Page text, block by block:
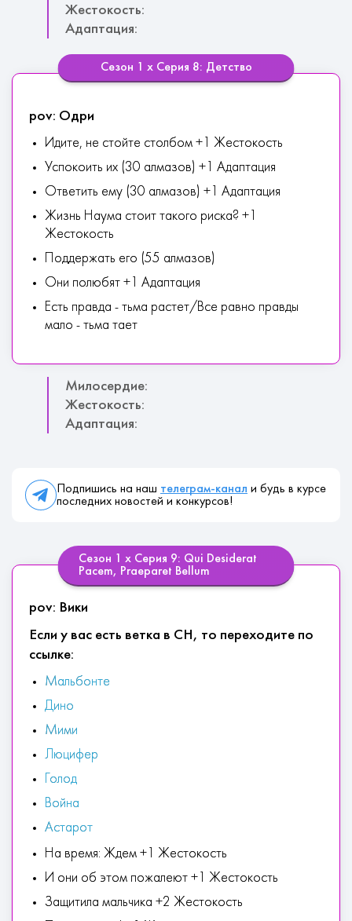
Жестокость:
Адаптация:
Сезон 1 х Серия 8: Детство
pov: Одри
Идите, не стойте столбом +1 Жестокость
Успокоить их (30 алмазов) +1 Адаптация
Ответить ему (30 алмазов) +1 Адаптация
Жизнь Наума стоит такого риска? +1
Жестокость
Поддержать его (55 алмазов)
Они полюбят +1 Адаптация
Есть правда - тьма растет/Все равно правды
мало - тьма тает
Милосердие:
Жестокость:
Адаптация:
Подпишись на наш телеграм-канал и будь в курсе
последних новостей и конкурсов!
Сезон 1 х Серия 9: Qui Desiderat
Pacem, Praeparet Bellum
pov: Вики
Если у вас есть ветка в СН, то переходите по
ссылке:
Мальбонте
Дино
Мими
Люцифер
Голод
Война
Астарот
На время: Ждем +1 Жестокость
И они об этом пожалеют +1 Жестокость
Защитила мальчика +2 Жестокость